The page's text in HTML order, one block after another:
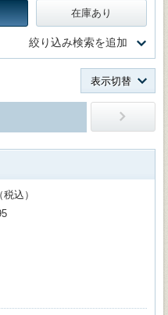
在庫あり
絞り込み検索を追加
表示切替
込）